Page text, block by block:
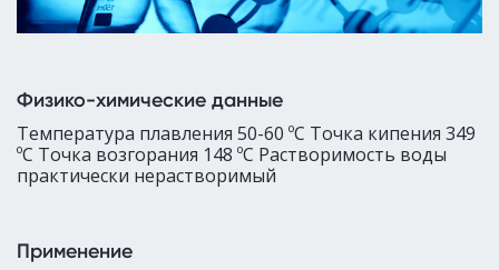
Физико-химические данные
Температура плавления 50-60 ºC Точка кипения 349
ºC Точка возгорания 148 ºC Растворимость воды
практически нерастворимый
Применение